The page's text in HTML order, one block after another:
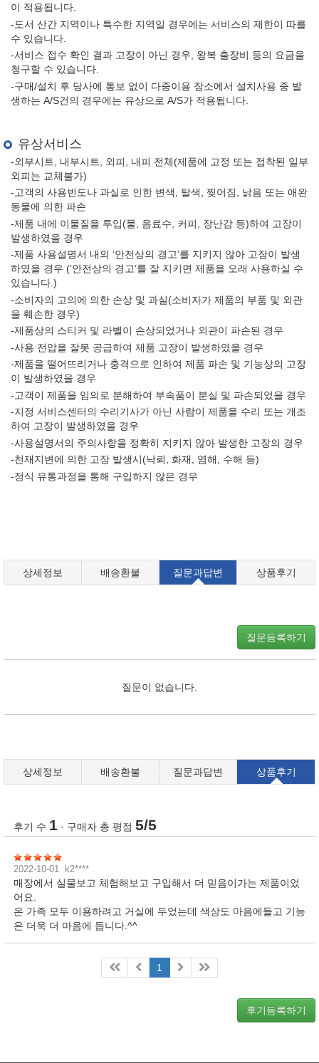
이 적용됩니다.
-도서 산간 지역이나 특수한 지역일 경우에는 서비스의 제한이 따를
수 있습니다.
-서비스 접수 확인 결과 고장이 아닌 경우, 왕복 출장비 등의 요금을
청구할 수 있습니다.
-구매/설치 후 당사에 통보 없이 다중이용 장소에서 설치사용 중 발
생하는 A/S건의 경우에는 유상으로 A/S가 적용됩니다.
유상서비스
-외부시트, 내부시트, 외피, 내피 전체(제품에 고정 또는 접착된 일부
외피는 교체불가)
-고객의 사용빈도나 과실로 인한 변색, 탈색, 찢어짐, 낡음 또는 애완
동물에 의한 파손
-제품 내에 이물질을 투입(물, 음료수, 커피, 장난감 등)하여 고장이
발생하였을 경우
-제품 사용설명서 내의 ‘안전상의 경고’를 지키지 않아 고장이 발생
하였을 경우 (‘안전상의 경고’를 잘 지키면 제품을 오래 사용하실 수
있습니다.)
-소비자의 고의에 의한 손상 및 과실(소비자가 제품의 부품 및 외관
을 훼손한 경우)
-제품상의 스티커 및 라벨이 손상되었거나 외관이 파손된 경우
-사용 전압을 잘못 공급하여 제품 고장이 발생하였을 경우
-제품을 떨어뜨리거나 충격으로 인하여 제품 파손 및 기능상의 고장
이 발생하였을 경우
-고객이 제품을 임의로 분해하여 부속품이 분실 및 파손되었을 경우
-지정 서비스센터의 수리기사가 아닌 사람이 제품을 수리 또는 개조
하여 고장이 발생하였을 경우
-사용설명서의 주의사항을 정확히 지키지 않아 발생한 고장의 경우
-천재지변에 의한 고장 발생시(낙뢰, 화재, 염해, 수해 등)
-정식 유통과정을 통해 구입하지 않은 경우
상세정보 배송환불 질문과답변 상품후기
질문등록하기
질문이 없습니다.
상세정보 배송환불 질문과답변 상품후기
후기 수 1 · 구매자 총 평점 5/5
2022-10-01 k2****
매장에서 실물보고 체험해보고 구입해서 더 믿음이가는 제품이었
어요.
온 가족 모두 이용하려고 거실에 두었는데 색상도 마음에들고 기능
은 더욱 더 마음에 듭니다.^^
1
후기등록하기